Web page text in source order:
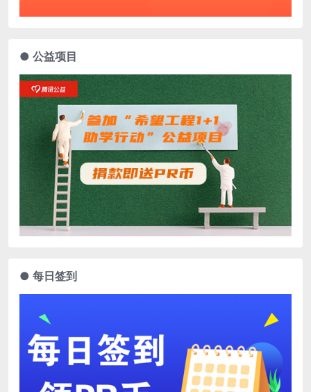
● 公益项目
● 每日签到